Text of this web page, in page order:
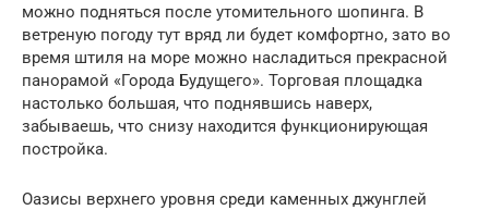
можно подняться после утомительного шопинга. В
ветреную погоду тут вряд ли будет комфортно, зато во
время штиля на море можно насладиться прекрасной
панорамой «Города Будущего». Торговая площадка
настолько большая, что поднявшись наверх,
забываешь, что снизу находится функционирующая
постройка.
Оазисы верхнего уровня среди каменных джунглей